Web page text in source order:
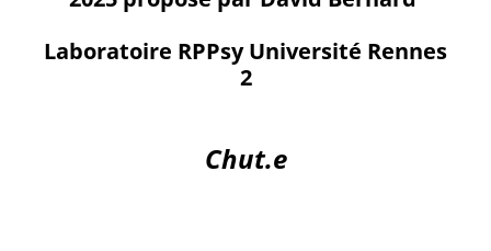
Laboratoire RPPsy Université Rennes
2
Chut.e